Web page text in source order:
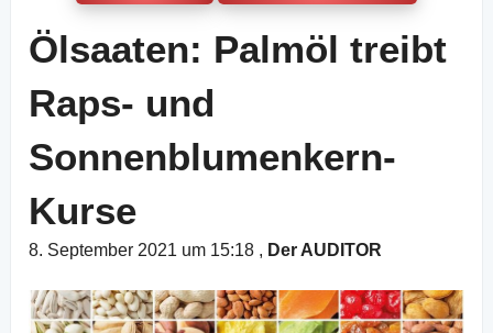
Ölsaaten: Palmöl treibt
Raps- und
Sonnenblumenkern-
Kurse
8. September 2021 um 15:18 , Der AUDITOR